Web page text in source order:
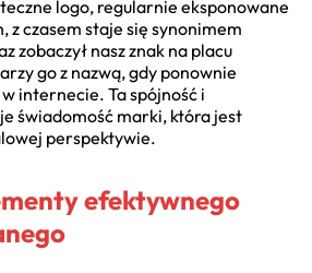
logo, regularnie eksponowane
z czasem staje się synonimem
zobaczył nasz znak na placu
go z nazwą, gdy ponownie
internecie. Ta spójność i
świadomość marki, która jest
perspektywie.
efektywnego